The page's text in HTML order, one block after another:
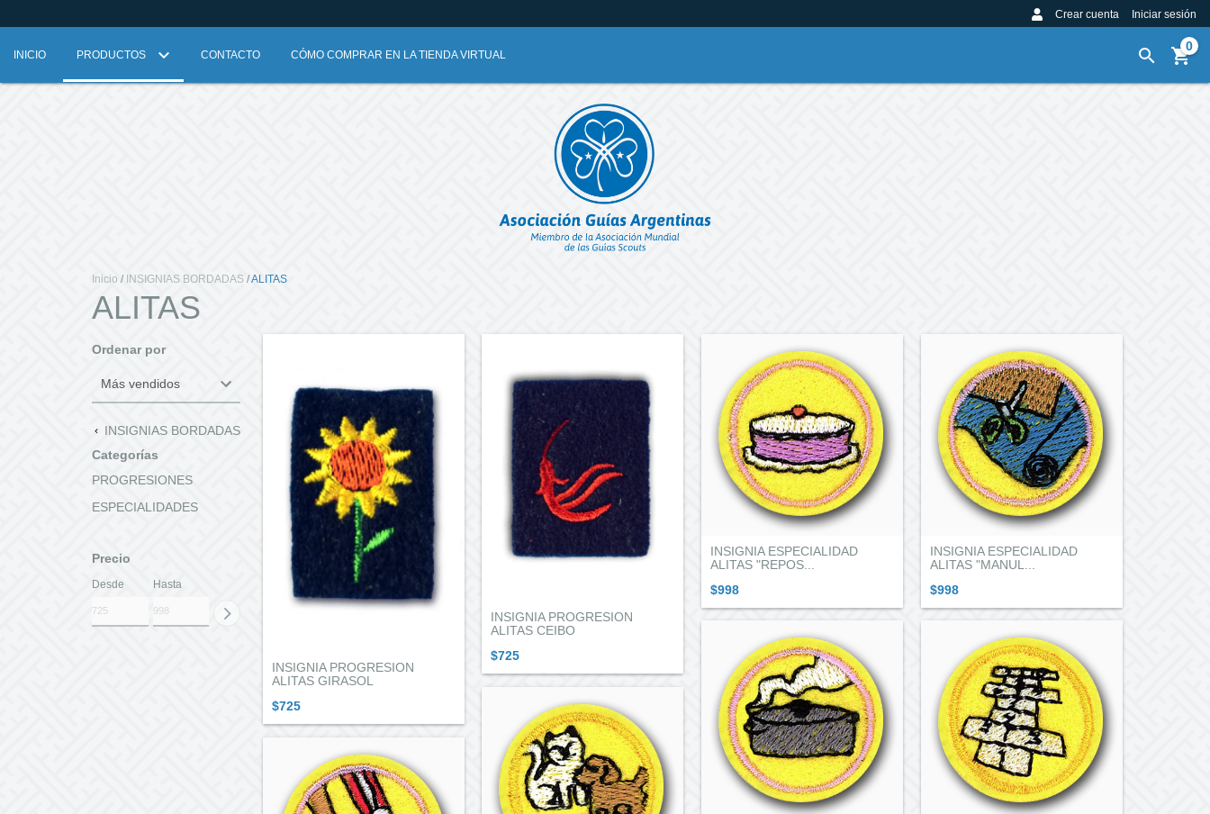
Crear cuenta Iniciar sesión
INICIO PRODUCTOS CONTACTO CÓMO COMPRAR EN LA TIENDA VIRTUAL
0
Inicio / INSIGNIAS BORDADAS /ALITAS
ALITAS
Ordenar por
INSIGNIAS BORDADAS
Categorías
PROGRESIONES
ESPECIALIDADES
Precio
Desde Hasta
INSIGNIA PROGRESION
ALITAS GIRASOL
$725
INSIGNIA PROGRESION
ALITAS CEIBO
$725
INSIGNIA ESPECIALIDAD
ALITAS "REPOS...
$998
INSIGNIA ESPECIALIDAD
ALITAS "MANUL...
$998